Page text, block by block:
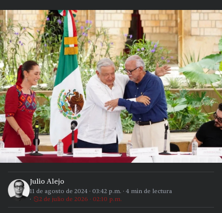
Julio Alejo
11 de agosto de 2024 · 03:42 p.m. · 4 min de lectura
2 de julio de 2026 · 02:10 p.m.